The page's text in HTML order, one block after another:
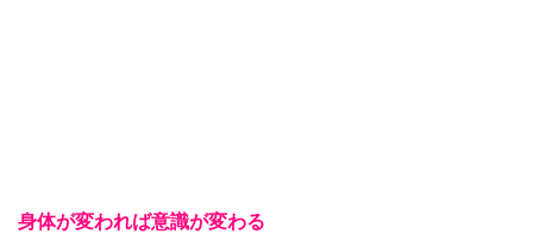
身体が変われば意識が変わる